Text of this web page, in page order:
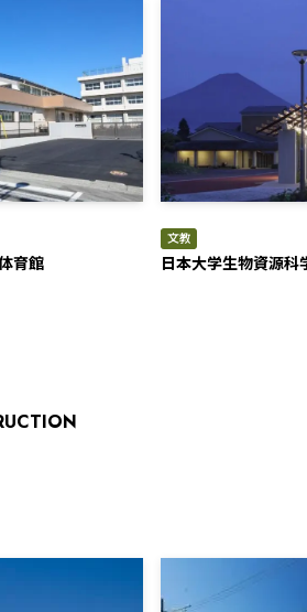
育館
文教
日本大学生物資源